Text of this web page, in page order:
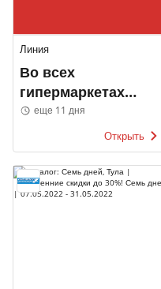
Линия
Во всех
гипермаркетах
ЛИНИЯ
еще 11 дня
Открыть